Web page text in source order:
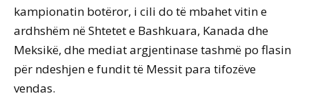
kampionatin botëror, i cili do të mbahet vitin e
ardhshëm në Shtetet e Bashkuara, Kanada dhe
Meksikë, dhe mediat argjentinase tashmë po flasin
për ndeshjen e fundit të Messit para tifozëve
vendas.